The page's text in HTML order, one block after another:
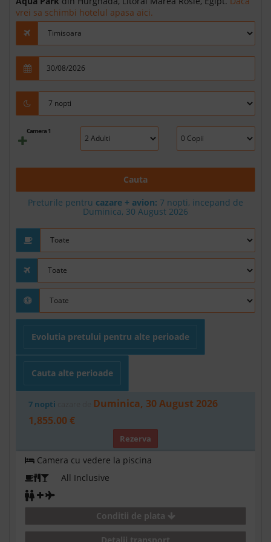
vrei sa schimbi hotelul apasa aici.
Camera 1
Cauta
Preturile pentru cazare + avion: 7 nopti, incepand de
Duminica, 30 August 2026
Evolutia pretului pentru alte perioade
Cauta alte perioade
7 nopti
Duminica, 30 August 2026
1,855.00 €
Rezerva
Camera cu vedere la piscina
All Inclusive
Conditii de plata